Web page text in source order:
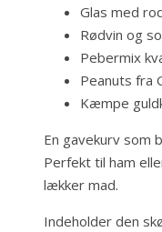
Glas med
Rødvin og
Pebermix
Peanuts fra
Kæmpe
En gavekurv som
Perfekt til ham
lækker mad.
Indeholder den